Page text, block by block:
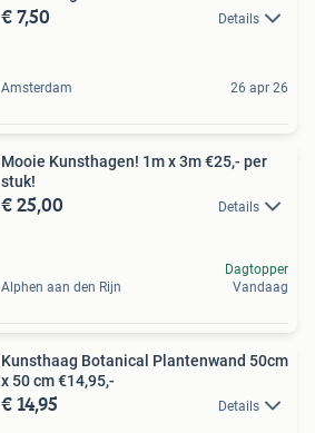
€ 7,50 Details
Amsterdam 26 apr 26
Mooie Kunsthagen! 1m x 3m €25,- per
stuk!
€ 25,00 Details
Alphen aan den Rijn
Dagtopper
Vandaag
Kunsthaag Botanical Plantenwand 50cm
x 50 cm €14,95,-
€ 14,95 Details